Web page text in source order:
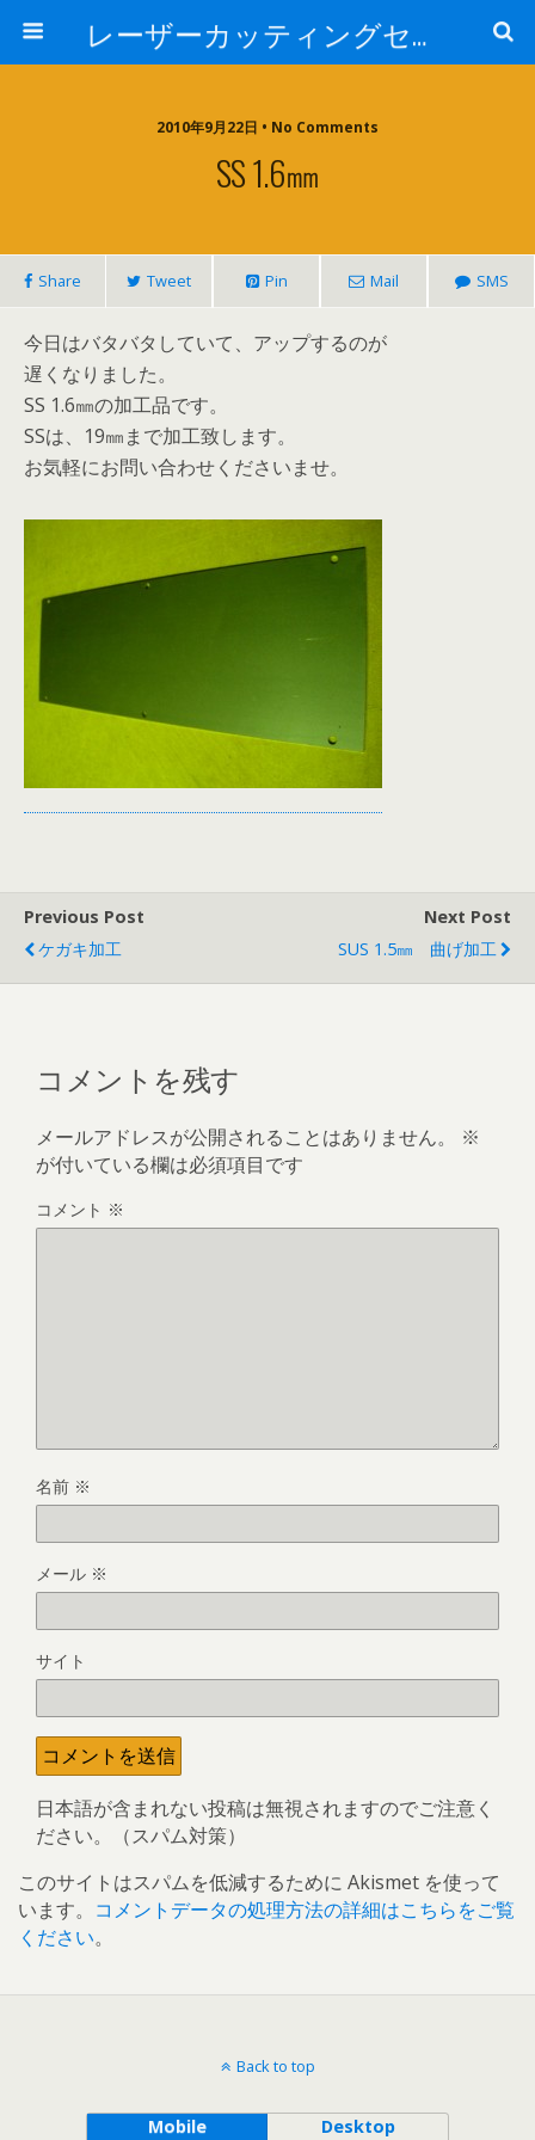
レーザーカッティングセンター 株式会社 中本鉄工所
2010年9月22日 • No Comments
SS 1.6㎜
Share Tweet Pin Mail SMS
今日はバタバタしていて、アップするのが
遅くなりました。
SS 1.6㎜の加工品です。
SSは、19㎜まで加工致します。
お気軽にお問い合わせくださいませ。
Previous Post
ケガキ加工
Next Post
SUS 1.5㎜ 曲げ加工
コメントを残す
メールアドレスが公開されることはありません。
※
が付いている欄は必須項目です
コメント ※
名前 ※
メール ※
サイト
日本語が含まれない投稿は無視されますのでご注意く
ださい。（スパム対策）
このサイトはスパムを低減するために Akismet を使って
います。 コメントデータの処理方法の詳細はこちらをご覧
ください。
Back to top
Mobile Desktop